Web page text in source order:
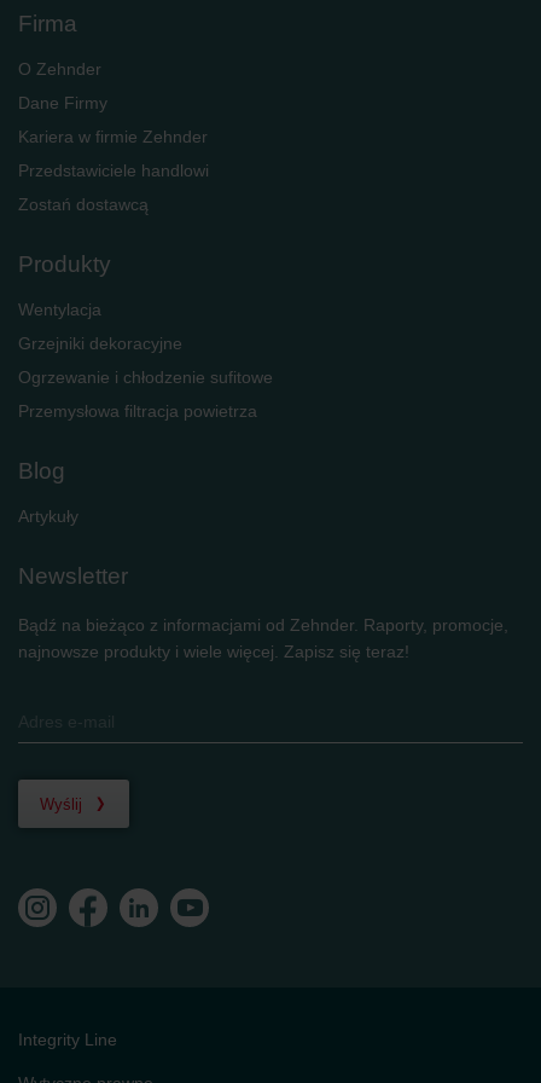
Firma
O Zehnder
Dane Firmy
Kariera w firmie Zehnder
Przedstawiciele handlowi
Zostań dostawcą
Produkty
Wentylacja
Grzejniki dekoracyjne
Ogrzewanie i chłodzenie sufitowe
Przemysłowa filtracja powietrza
Blog
Artykuły
Newsletter
Bądź na bieżąco z informacjami od Zehnder. Raporty, promocje,
najnowsze produkty i wiele więcej. Zapisz się teraz!
Wyślij
Integrity Line